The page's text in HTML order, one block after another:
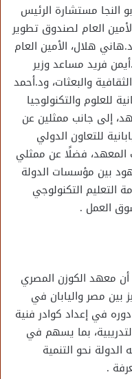
النجا مستشارة الرئيس
العام لصندوق تطوير
هلال، الأمين العام
فريد مساعد وزير
والبعثات، ود.أحمد
للعلوم والتكنولوجيا
إلى جانب ممثلين عن
للتعاون الدولي
المعهد، فضلًا عن ممثلي
بين مؤسسات الدولة
التعليم التكنولوجي
العمل .
أن معهد الكوزن المصري
بين مصر واليابان في
في إعداد كوادر فنية
بما يسهم في
نحو التنمية
.